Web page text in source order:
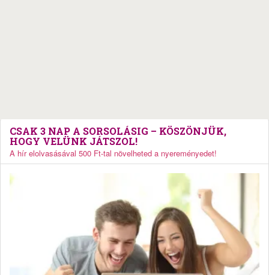
CSAK 3 NAP A SORSOLÁSIG – KÖSZÖNJÜK,
HOGY VELÜNK JÁTSZOL!
A hír elolvasásával 500 Ft-tal növelheted a nyereményedet!